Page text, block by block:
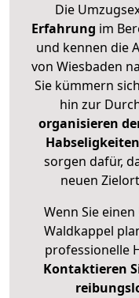
Die
Erfahrung im
und kennen die
von Wiesbaden
Sie kümmern
hin zur
organisieren
Habseligkeiten
sorgen dafür,
neuen
Wenn Sie
Waldkappel
professionelle
Kontaktieren